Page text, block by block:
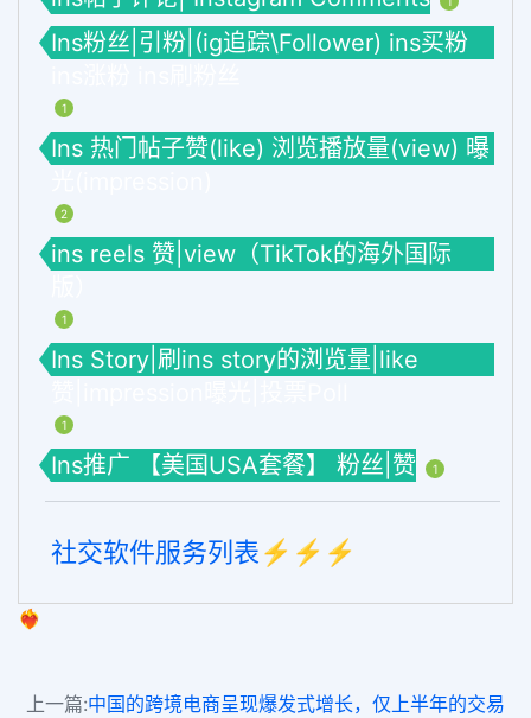
Ins粉丝|引粉|(ig追踪\Follower) ins买粉
1
Ins 热门帖子赞(like) 浏览播放量(view) 曝
2
ins reels 赞|view（TikTok的海外国际
1
Ins Story|刷ins story的浏览量|like
1
Ins推广 【美国USA套餐】 粉丝|赞 1
社交软件服务列表⚡️⚡️⚡️
❤️‍🔥
上一篇:中国的跨境电商呈现爆发式增长，仅上半年的交易